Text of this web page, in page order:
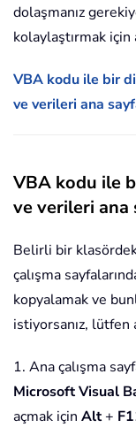
dolaşmanız
kolaylaştırmak için
VBA kodu ile bir
ve verileri ana
VBA kodu ile
ve verileri ana
Belirli bir
çalışma
kopyalamak ve
istiyorsanız, lütfen
1. Ana çalışma
Microsoft Visual
açmak için Alt+